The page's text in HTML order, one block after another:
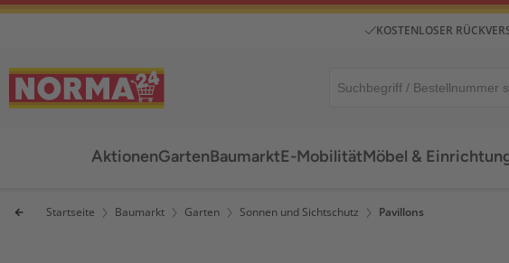
KOSTENLOSER
AktionenGartenBaumarktE-MobilitätMöbel &
Startseite Baumarkt Garten Sonnen und Sichtschutz Pavillons